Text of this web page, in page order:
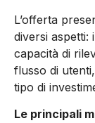
L’offerta
diversi
capacità di
flusso di
tipo di
Le principali